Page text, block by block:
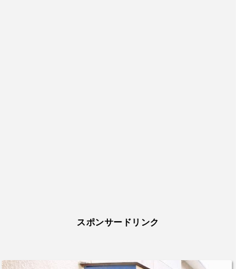
スポンサードリンク